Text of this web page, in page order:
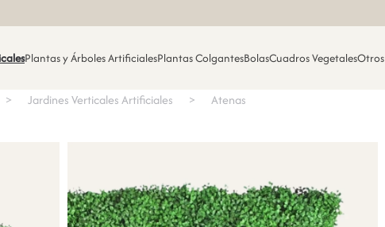
Plantas y Árboles ArtificialesPlantas ColgantesBolasCuadros VegetalesOtros
Jardines Verticales Artificiales Atenas